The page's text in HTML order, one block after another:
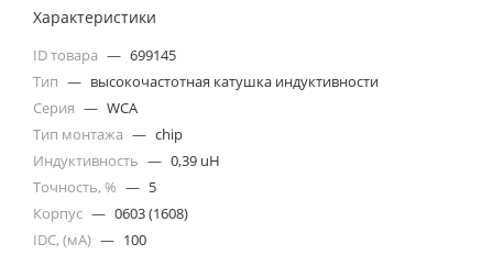
Характеристики
ID товара — 699145
Тип — высокочастотная катушка индуктивности
Серия — WCA
Тип монтажа — chip
Индуктивность — 0,39 uH
Точность, % — 5
Корпус — 0603 (1608)
IDC, (мА) — 100